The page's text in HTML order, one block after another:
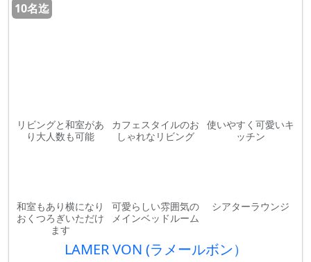
10名迄
リビングと和室があ
り大人数も可能
カフェスタイルのお
しゃれなリビング
使いやすく可愛いキ
ッチン
和室もあり横になり
おくつろぎいただけ
ます
可愛らしい雰囲気の
メインベッドルーム
シアターラウンジ
LAMER VON (ラメールボン）